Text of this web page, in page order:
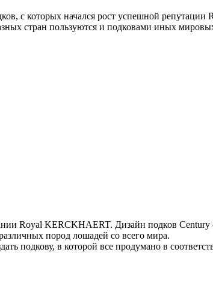
с которых начался рост успешной
стран пользуются и подковами иных
Royal KERCKHAERT. Дизайн подков
пород лошадей со всего мира.
подкову, в которой все продумано в